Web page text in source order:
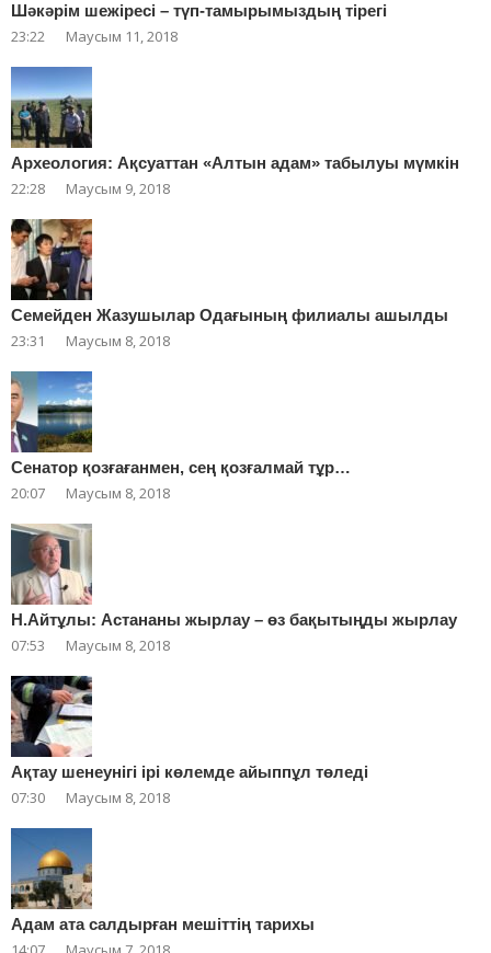
Шәкәрім шежіресі – түп-тамырымыздың тірегі
23:22 Маусым 11, 2018
Археология: Ақсуаттан «Алтын адам» табылуы мүмкін
22:28 Маусым 9, 2018
Cемейден Жазушылар Одағының филиалы ашылды
23:31 Маусым 8, 2018
Сенатор қозғағанмен, сең қозғалмай тұр…
20:07 Маусым 8, 2018
Н.Айтұлы: Астананы жырлау – өз бақытыңды жырлау
07:53 Маусым 8, 2018
Ақтау шенеунігі ірі көлемде айыппұл төледі
07:30 Маусым 8, 2018
Адам ата салдырған мешіттің тарихы